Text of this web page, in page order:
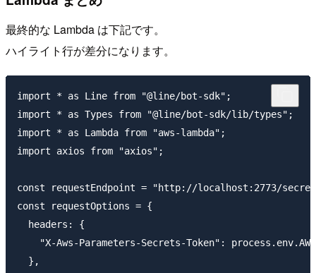
最終的な Lambda は下記です。
ハイライト行が差分になります。
import * as Line from "@line/bot-sdk";
import * as Types from "@line/bot-sdk/lib/types";
import * as Lambda from "aws-lambda";
import axios from "axios";
const requestEndpoint = "http://localhost:2773/
const requestOptions = {
  headers: {
"X-Aws-Parameters-Secrets-Token":
  },